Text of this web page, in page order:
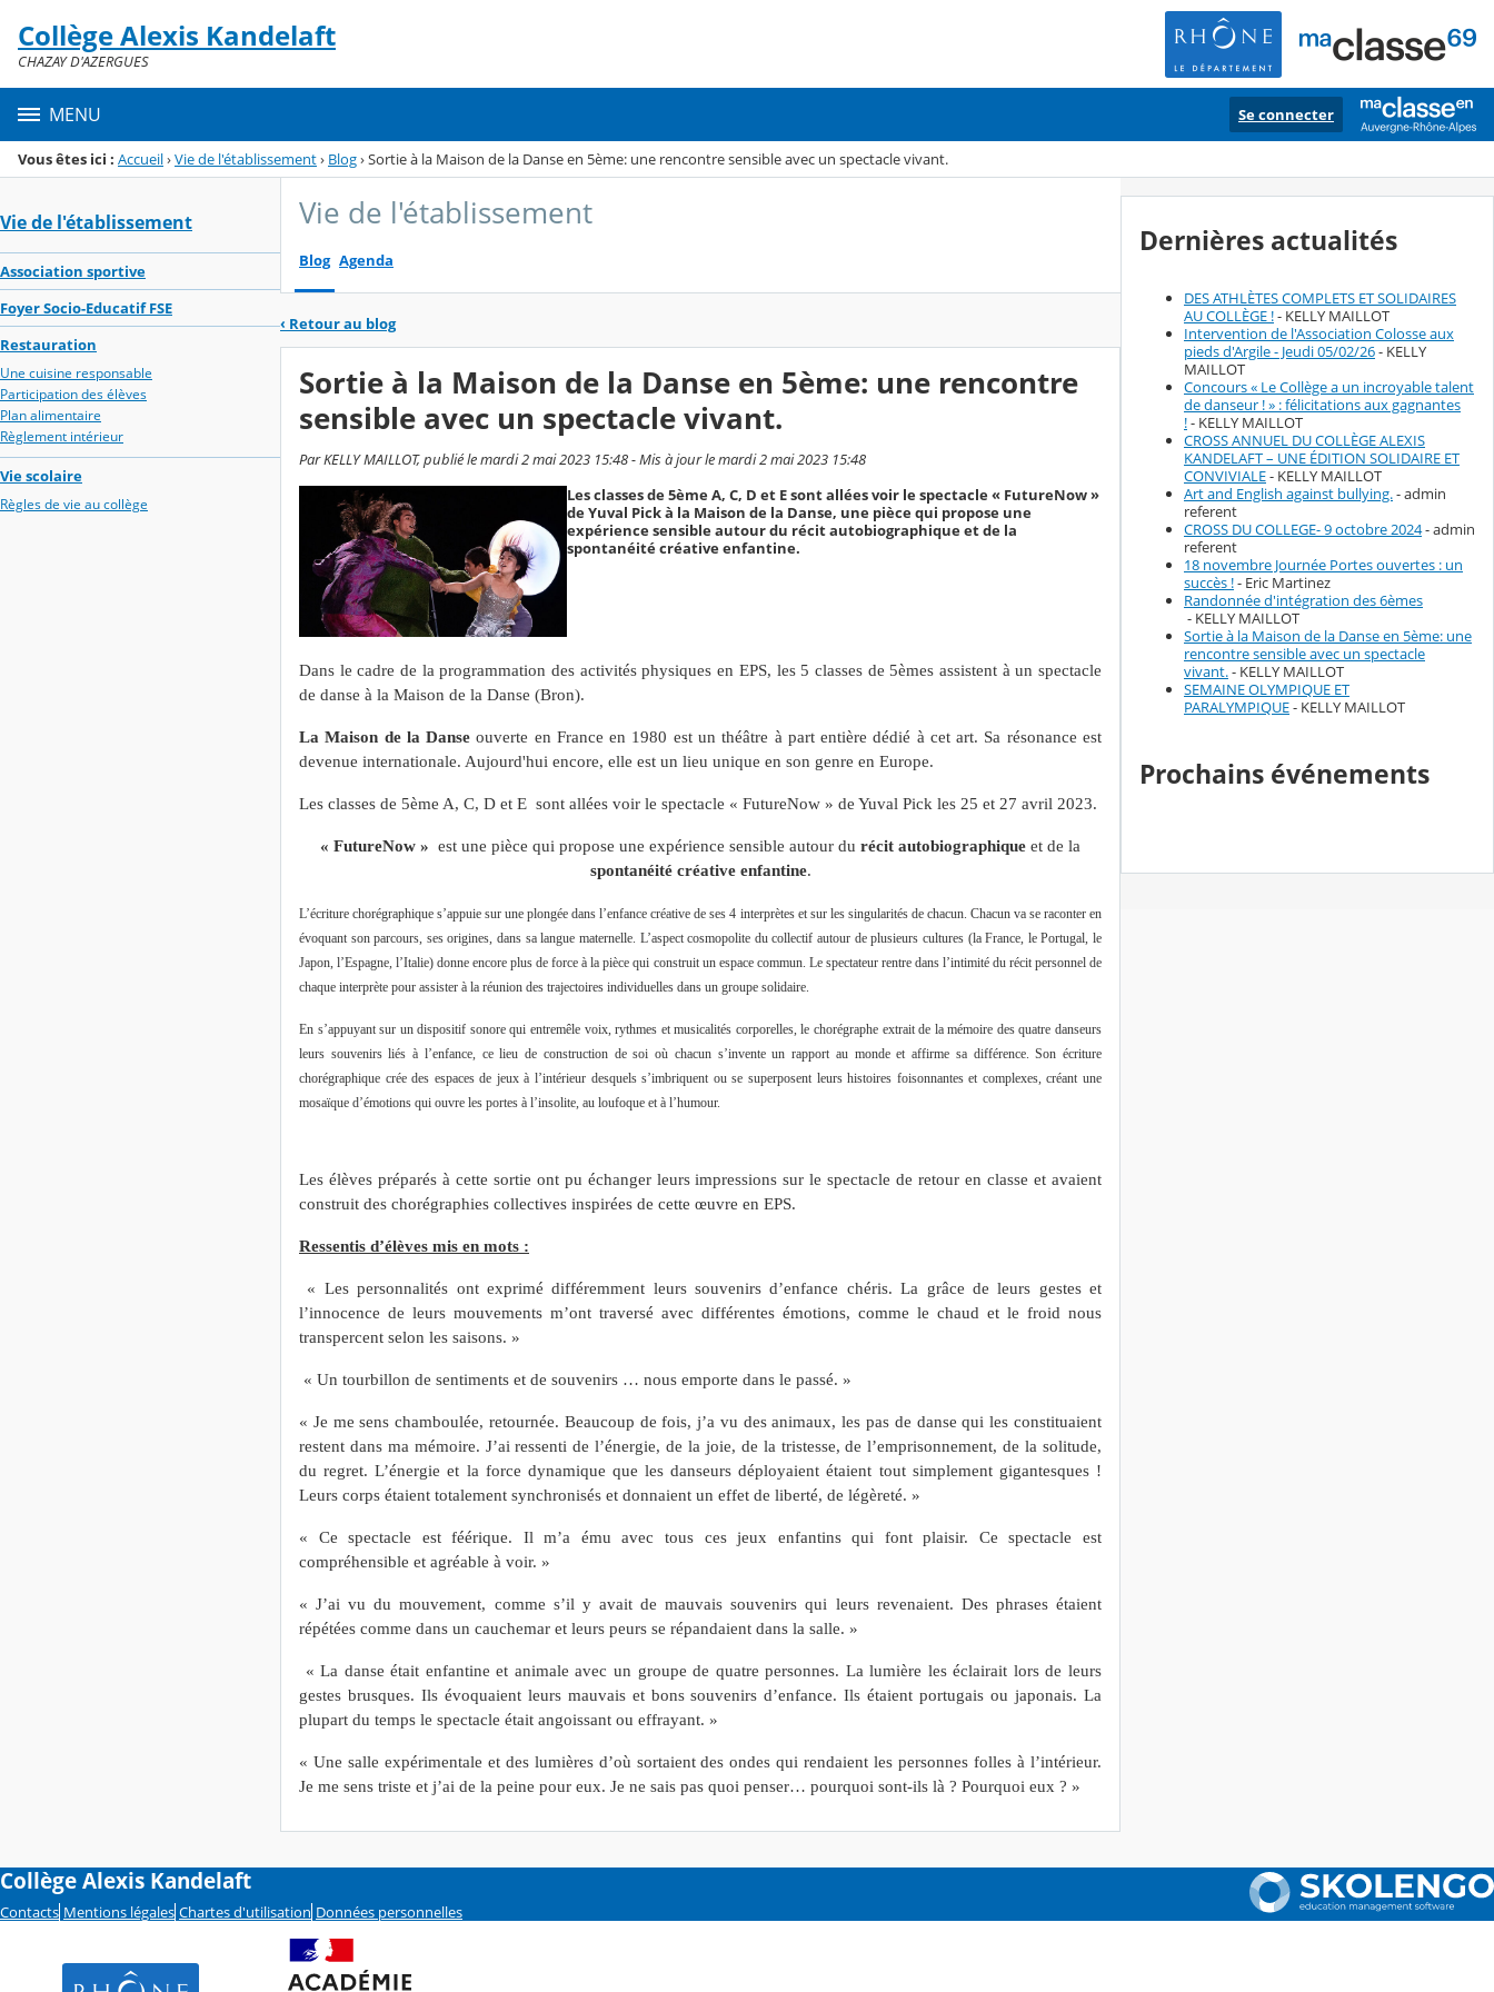
Menu de la rubrique
Contenu
Collège Alexis Kandelaft
CHAZAY D'AZERGUES
MENU Se connecter
Vous êtes ici : Accueil›Vie de l'établissement› Blog›Sortie à la Maison de la Danse en 5ème: une rencontre sensible avec un spectacle vivant.
Vie de l'établissement
Association sportive
Foyer Socio-Educatif FSE
Restauration
Une cuisine responsable
Participation des élèves
Plan alimentaire
Règlement intérieur
Vie scolaire
Règles de vie au collège
Vie de l'établissement
Blog Agenda
‹ Retour au blog
Sortie à la Maison de la Danse en 5ème: une rencontre
sensible avec un spectacle vivant.
Par KELLY MAILLOT, publié le mardi 2 mai 2023 15:48 - Mis à jour le mardi 2 mai 2023 15:48
Les classes de 5ème A, C, D et E sont allées voir le spectacle « FutureNow »
de Yuval Pick à la Maison de la Danse, une pièce qui propose une
expérience sensible autour du récit autobiographique et de la
spontanéité créative enfantine.
Dans le cadre de la programmation des activités physiques en EPS, les 5 classes de 5èmes assistent à un spectacle
de danse à la Maison de la Danse (Bron).
La Maison de la Danse ouverte en France en 1980 est un théâtre à part entière dédié à cet art. Sa résonance est
devenue internationale. Aujourd'hui encore, elle est un lieu unique en son genre en Europe.
Les classes de 5ème A, C, D et E sont allées voir le spectacle « FutureNow » de Yuval Pick les 25 et 27 avril 2023.
« FutureNow » est une pièce qui propose une expérience sensible autour du récit autobiographique et de la
spontanéité créative enfantine.
L’écriture chorégraphique s’appuie sur une plongée dans l’enfance créative de ses 4 interprètes et sur les singularités de chacun. Chacun va se raconter en
évoquant son parcours, ses origines, dans sa langue maternelle. L’aspect cosmopolite du collectif autour de plusieurs cultures (la France, le Portugal, le
Japon, l’Espagne, l’Italie) donne encore plus de force à la pièce qui construit un espace commun. Le spectateur rentre dans l’intimité du récit personnel de
chaque interprète pour assister à la réunion des trajectoires individuelles dans un groupe solidaire.
En s’appuyant sur un dispositif sonore qui entremêle voix, rythmes et musicalités corporelles, le chorégraphe extrait de la mémoire des quatre danseurs
leurs souvenirs liés à l’enfance, ce lieu de construction de soi où chacun s’invente un rapport au monde et affirme sa différence. Son écriture
chorégraphique crée des espaces de jeux à l’intérieur desquels s’imbriquent ou se superposent leurs histoires foisonnantes et complexes, créant une
mosaïque d’émotions qui ouvre les portes à l’insolite, au loufoque et à l’humour.
Les élèves préparés à cette sortie ont pu échanger leurs impressions sur le spectacle de retour en classe et avaient
construit des chorégraphies collectives inspirées de cette œuvre en EPS.
Ressentis d’élèves mis en mots :
« Les personnalités ont exprimé différemment leurs souvenirs d’enfance chéris. La grâce de leurs gestes et
l’innocence de leurs mouvements m’ont traversé avec différentes émotions, comme le chaud et le froid nous
transpercent selon les saisons. »
« Un tourbillon de sentiments et de souvenirs … nous emporte dans le passé. »
« Je me sens chamboulée, retournée. Beaucoup de fois, j’a vu des animaux, les pas de danse qui les constituaient
restent dans ma mémoire. J’ai ressenti de l’énergie, de la joie, de la tristesse, de l’emprisonnement, de la solitude,
du regret. L’énergie et la force dynamique que les danseurs déployaient étaient tout simplement gigantesques !
Leurs corps étaient totalement synchronisés et donnaient un effet de liberté, de légèreté. »
« Ce spectacle est féérique. Il m’a ému avec tous ces jeux enfantins qui font plaisir. Ce spectacle est
compréhensible et agréable à voir. »
« J’ai vu du mouvement, comme s’il y avait de mauvais souvenirs qui leurs revenaient. Des phrases étaient
répétées comme dans un cauchemar et leurs peurs se répandaient dans la salle. »
« La danse était enfantine et animale avec un groupe de quatre personnes. La lumière les éclairait lors de leurs
gestes brusques. Ils évoquaient leurs mauvais et bons souvenirs d’enfance. Ils étaient portugais ou japonais. La
plupart du temps le spectacle était angoissant ou effrayant. »
« Une salle expérimentale et des lumières d’où sortaient des ondes qui rendaient les personnes folles à l’intérieur.
Je me sens triste et j’ai de la peine pour eux. Je ne sais pas quoi penser… pourquoi sont-ils là ? Pourquoi eux ? »
Dernières actualités
DES ATHLÈTES COMPLETS ET SOLIDAIRES
AU COLLÈGE !- KELLY MAILLOT
Intervention de l'Association Colosse aux
pieds d'Argile - Jeudi 05/02/26- KELLY
MAILLOT
Concours « Le Collège a un incroyable talent
de danseur ! » : félicitations aux gagnantes
!- KELLY MAILLOT
CROSS ANNUEL DU COLLÈGE ALEXIS
KANDELAFT – UNE ÉDITION SOLIDAIRE ET
CONVIVIALE- KELLY MAILLOT
Art and English against bullying.- admin
referent
CROSS DU COLLEGE- 9 octobre 2024- admin
referent
18 novembre Journée Portes ouvertes : un
succès !- Eric Martinez
Randonnée d'intégration des 6èmes
- KELLY MAILLOT
Sortie à la Maison de la Danse en 5ème: une
rencontre sensible avec un spectacle
vivant.- KELLY MAILLOT
SEMAINE OLYMPIQUE ET
PARALYMPIQUE- KELLY MAILLOT
Prochains événements
Collège Alexis Kandelaft
Contacts Mentions légales Chartes d'utilisation Données personnelles